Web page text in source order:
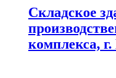
Складское
комплекса,